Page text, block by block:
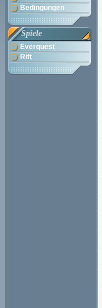
Bedingungen
Spiele
Everquest
Rift